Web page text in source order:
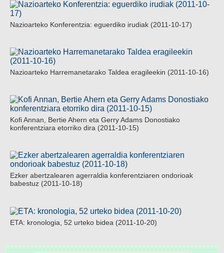
Nazioarteko Konferentzia: eguerdiko irudiak (2011-10-17)
Nazioarteko Harremanetarako Taldea eragileekin (2011-10-16)
Kofi Annan, Bertie Ahern eta Gerry Adams Donostiako
konferentziara etorriko dira (2011-10-15)
Ezker abertzalearen agerraldia konferentziaren ondorioak
babestuz (2011-10-18)
ETA: kronologia, 52 urteko bidea (2011-10-20)